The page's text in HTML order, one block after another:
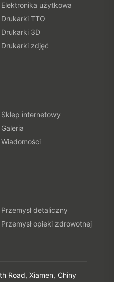
Elektronika użytkowa
Drukarki TTO
Drukarki 3D
Drukarki zdjęć
Sklep internetowy
Galeria
Wiadomości
Przemysł detaliczny
Przemysł opieki zdrowotnej
Road, Xiamen, Chiny